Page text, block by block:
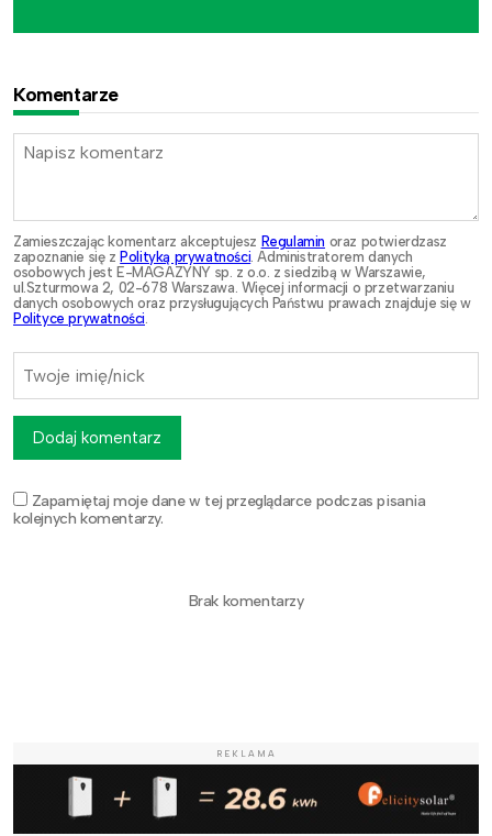
Komentarze
Zamieszczając komentarz akceptujesz Regulamin oraz potwierdzasz
zapoznanie się z Polityką prywatności. Administratorem danych
osobowych jest E-MAGAZYNY sp. z o.o. z siedzibą w Warszawie,
ul.Szturmowa 2, 02-678 Warszawa. Więcej informacji o przetwarzaniu
danych osobowych oraz przysługujących Państwu prawach znajduje się w
Polityce prywatności.
Zapamiętaj moje dane w tej przeglądarce podczas pisania
kolejnych komentarzy.
Dodaj komentarz
Brak komentarzy
REKLAMA